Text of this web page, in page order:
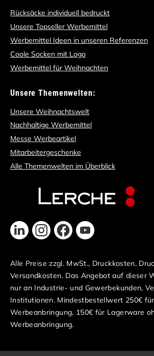
Rücksäcke individuell bedruckt
Unsere Topseller Werbemittel
Werbemittel Ideen in unseren Referenzen
Coole Socken mit Logo
Werbemittel für Weihnachten
Unsere Themenwelten:
Unsere Weihnachtswelt
Nachhaltige Werbemittel
Messe Werbeartikel
Mitarbeitergeschenke
Alle Themenwelten im Überblick
Alle Preise zzgl. MwSt., Druckkosten,
Versandkosten. Das Angebot auf dieser
nur an Industrie- und Gewerbekunden,
Institutionen. Mindestbestellwert 250€
Werbeanbringung, 150€ für Lagerware
Werbeanbringung.